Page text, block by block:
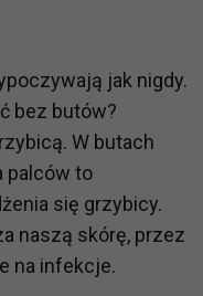
jak nigdy.
bez butów?
W butach
palców to
się grzybicy.
naszą skórę, przez
na infekcje.